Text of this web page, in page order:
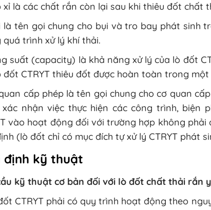
xỉ là các chất rắn còn lại sau khi thiêu đốt chất
là tên gọi chung cho bụi và tro bay phát sinh
trình xử lý khí thải.
suất (capacity) là khả năng xử lý của lò đốt
đốt CTRYT thiêu đốt được hoàn toàn trong
cấp phép là tên gọi chung cho cơ quan
xác nhận việc thực hiện các công trình,
vào hoạt động đối với trường hợp không
(lò đốt chỉ có mục đích tự xử lý CTRYT phát
định kỹ thuật
kỹ thuật cơ bản đối với lò đốt chất thải rắn
CTRYT phải có quy trình hoạt động theo